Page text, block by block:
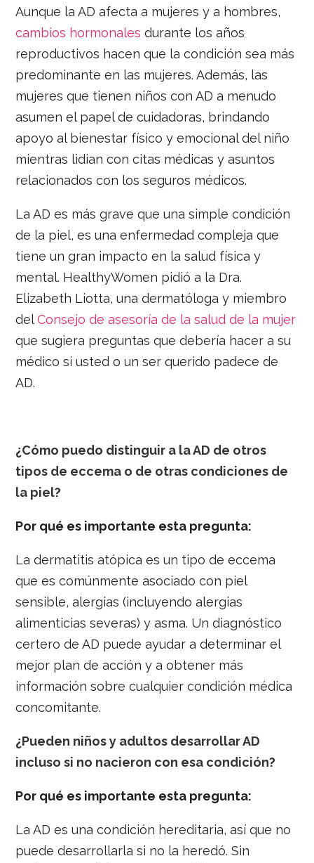
Aunque la AD afecta a mujeres y a hombres,
cambios hormonales durante los años
reproductivos hacen que la condición sea más
predominante en las mujeres. Además, las
mujeres que tienen niños con AD a menudo
asumen el papel de cuidadoras, brindando
apoyo al bienestar físico y emocional del niño
mientras lidian con citas médicas y asuntos
relacionados con los seguros médicos.
La AD es más grave que una simple condición
de la piel, es una enfermedad compleja que
tiene un gran impacto en la salud física y
mental. HealthyWomen pidió a la Dra.
Elizabeth Liotta, una dermatóloga y miembro
delConsejo de asesoría de la salud de la mujer
que sugiera preguntas que debería hacer a su
médico si usted o un ser querido padece de
AD.
¿Cómo puedo distinguir a la AD de otros
tipos de eccema o de otras condiciones de
la piel?
Por qué es importante esta pregunta:
La dermatitis atópica es un tipo de eccema
que es comúnmente asociado con piel
sensible, alergias (incluyendo alergias
alimenticias severas) y asma. Un diagnóstico
certero de AD puede ayudar a determinar el
mejor plan de acción y a obtener más
información sobre cualquier condición médica
concomitante.
¿Pueden niños y adultos desarrollar AD
incluso si no nacieron con esa condición?
Por qué es importante esta pregunta:
La AD es una condición hereditaria, así que no
puede desarrollarla si no la heredó. Sin